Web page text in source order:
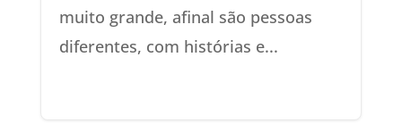
muito grande, afinal são pessoas
diferentes, com histórias e...